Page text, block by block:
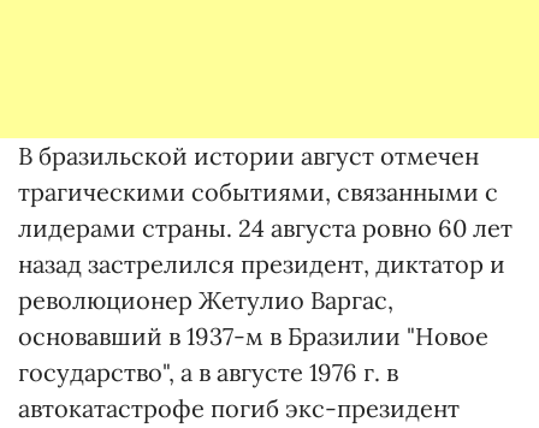
В бразильской истории август отмечен
трагическими событиями, связанными с
лидерами страны. 24 августа ровно 60 лет
назад застрелился президент, диктатор и
революционер Жетулио Варгас,
основавший в 1937-м в Бразилии "Новое
государство", а в августе 1976 г. в
автокатастрофе погиб экс-президент